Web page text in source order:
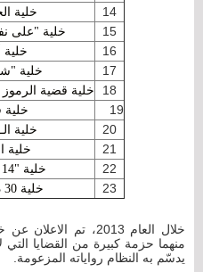
14 خلية
15 خلية "على
16 خلية
17 خلية
18 خلية قضية الرموز الـ21
19 خلية
20 خلية الـ5 طن
21 خلية
22 خلية "14 فبراير"
23 خلية 30 ديسمبر
خلال العام 2013، تم
منهما حزمة كبيرة من القضايا التي
يدسّم به النظام رواياته المزعومة.